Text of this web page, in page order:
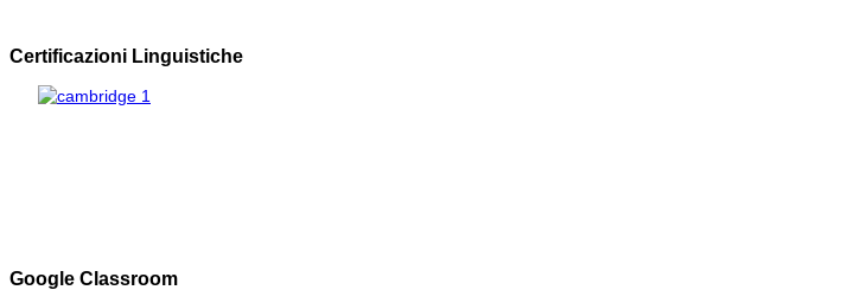
Certificazioni Linguistiche
Google Classroom